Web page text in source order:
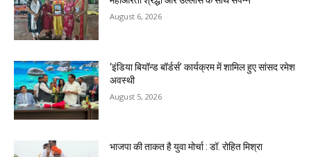
August 6, 2026
‘इंडिया बियॉन्ड बॉर्डर्स’ कार्यक्रम में शामिल हुए सांसद रमेश
अवस्थी
August 5, 2026
भाजपा की ताकत है युवा मोर्चा : डॉ. रोहित मिश्रा